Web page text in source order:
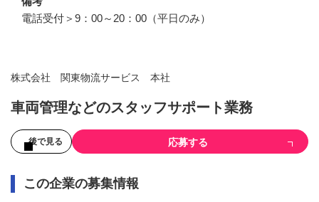
電話受付＞9：00～20：00（平日のみ）
株式会社 関東物流サービス 本社
車両管理などのスタッフサポート業務
後で見る 応募する
この企業の募集情報